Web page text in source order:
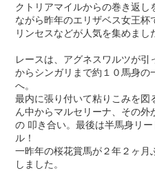
クトリアマイルからの巻き返
ながら昨年のエリザベス女王
リンセスなどが人気を集めまし
レースは、アグネスワルツが
からシンガリまで約１０馬身の
へ。
最内に張り付いて粘りこみを
ん中からマルセリーナ、その
の 叩き合い。最後は半馬身リ
ル！
一昨年の桜花賞馬が２年２ヶ
しました。